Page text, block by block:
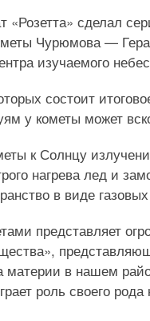
«Розетта» сделал
Чурюмова —
изучаемого
состоит
у кометы может
к Солнцу
нагрева лед и
в виде
представляет
материи в нашем
роль своего